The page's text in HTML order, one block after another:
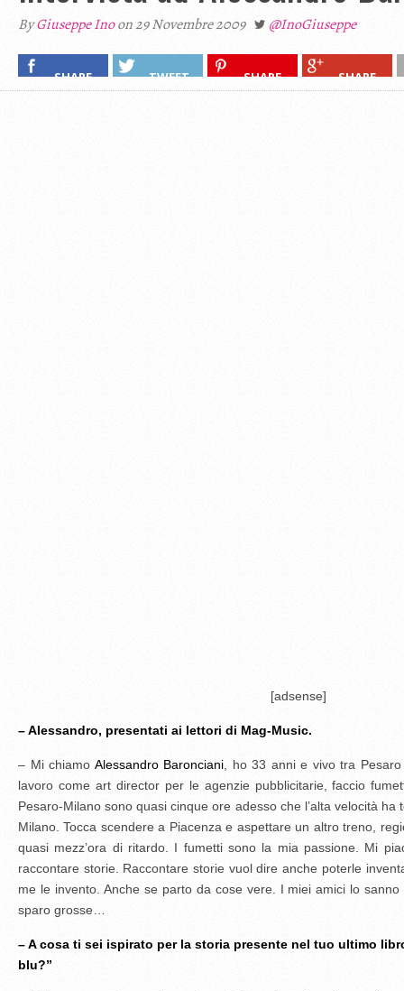
ByGiuseppe Inoon 29 Novembre 2009 @InoGiuseppe
SHARE TWEET SHARE SHARE
[adsense]
– Alessandro, presentati ai lettori di Mag-Music.
– Mi chiamo Alessandro Baronciani , ho 33 anni e vivo tra
lavoro come art director per le agenzie pubblicitarie, faccio
Pesaro-Milano sono quasi cinque ore adesso che l’alta velocità
Milano. Tocca scendere a Piacenza e aspettare un altro treno,
quasi mezz’ora di ritardo. I fumetti sono la mia passione. Mi
raccontare storie. Raccontare storie vuol dire anche poterle
me le invento. Anche se parto da cose vere. I miei amici lo
sparo grosse…
– A cosa ti sei ispirato per la storia presente nel tuo ultimo
blu?”